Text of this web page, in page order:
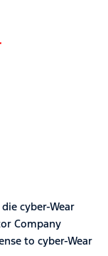
cyber-Wear
Company
to cyber-Wear